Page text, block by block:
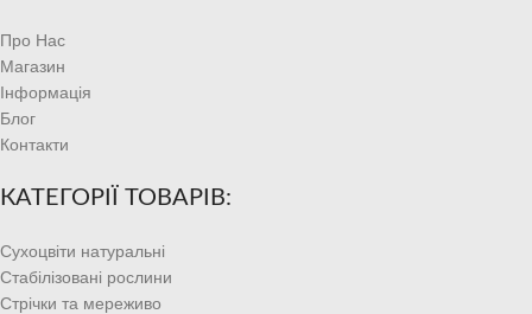
Про Нас
Магазин
Інформація
Блог
Контакти
КАТЕГОРІЇ ТОВАРІВ:
Сухоцвіти натуральні
Стабілізовані рослини
Стрічки та мереживо